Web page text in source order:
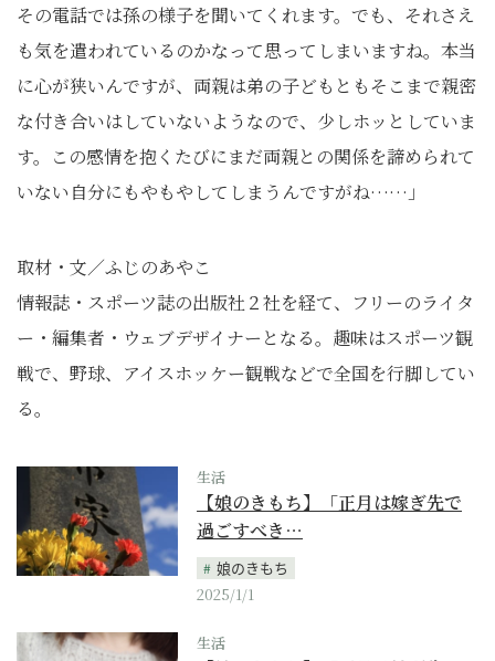
その電話では孫の様子を聞いてくれます。でも、それさえ
も気を遣われているのかなって思ってしまいますね。本当
に心が狭いんですが、両親は弟の子どもともそこまで親密
な付き合いはしていないようなので、少しホッとしていま
す。この感情を抱くたびにまだ両親との関係を諦められて
いない自分にもやもやしてしまうんですがね……」
取材・文／ふじのあやこ
情報誌・スポーツ誌の出版社２社を経て、フリーのライタ
ー・編集者・ウェブデザイナーとなる。趣味はスポーツ観
戦で、野球、アイスホッケー観戦などで全国を行脚してい
る。
生活
【娘のきもち】「正月は嫁ぎ先で
過ごすべき…
娘のきもち
2025/1/1
生活